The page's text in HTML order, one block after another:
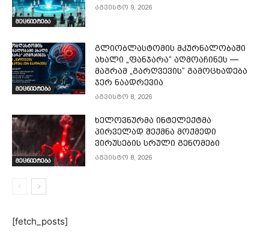
მეცნიერება
აგვისტო 9, 2026
მეცნიერება
გლიობლასტომის მკურნალობაში
ახალი „ფანჯარა“ აღმოაჩინეს —
მაგრამ „გარღვევის“ გამოცხადება
ჯერ ნაადრევია
აგვისტო 8, 2026
მეცნიერება
ხელოვნურმა ინტელექტმა
პირველად შექმნა მოქმედი
ვირუსების სრული გენომები
აგვისტო 8, 2026
[fetch_posts]